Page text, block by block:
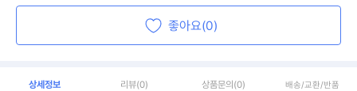
좋아요(0)
상세정보 리뷰(0) 상품문의 (0) 배송/교환/반품